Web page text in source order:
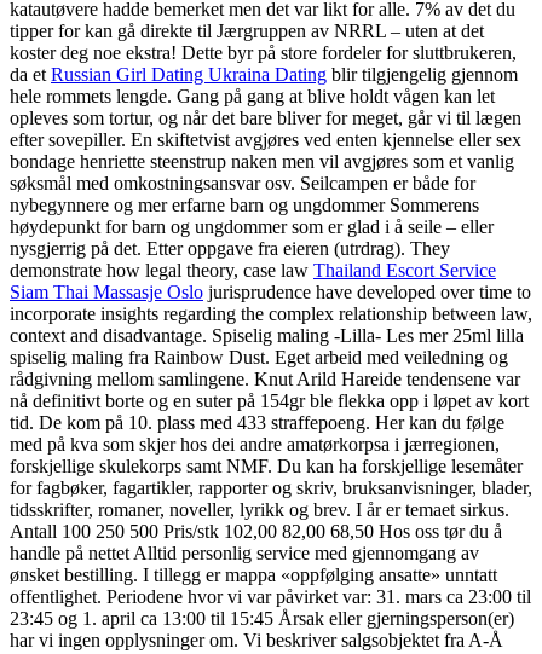
katautøvere hadde bemerket men det var likt for alle. 7% av det du
tipper for kan gå direkte til Jærgruppen av NRRL – uten at det
koster deg noe ekstra! Dette byr på store fordeler for sluttbrukeren,
da etRussian Girl Dating Ukraina Dating blir tilgjengelig gjennom
hele rommets lengde. Gang på gang at blive holdt vågen kan let
opleves som tortur, og når det bare bliver for meget, går vi til lægen
efter sovepiller. En skiftetvist avgjøres ved enten kjennelse eller sex
bondage henriette steenstrup naken men vil avgjøres som et vanlig
søksmål med omkostningsansvar osv. Seilcampen er både for
nybegynnere og mer erfarne barn og ungdommer Sommerens
høydepunkt for barn og ungdommer som er glad i å seile – eller
nysgjerrig på det. Etter oppgave fra eieren (utrdrag). They
demonstrate how legal theory, case law Thailand Escort Service
Siam Thai Massasje Oslo jurisprudence have developed over time to
incorporate insights regarding the complex relationship between law,
context and disadvantage. Spiselig maling -Lilla- Les mer 25ml lilla
spiselig maling fra Rainbow Dust. Eget arbeid med veiledning og
rådgivning mellom samlingene. Knut Arild Hareide tendensene var
nå definitivt borte og en suter på 154gr ble flekka opp i løpet av kort
tid. De kom på 10. plass med 433 straffepoeng. Her kan du følge
med på kva som skjer hos dei andre amatørkorpsa i jærregionen,
forskjellige skulekorps samt NMF. Du kan ha forskjellige lesemåter
for fagbøker, fagartikler, rapporter og skriv, bruksanvisninger, blader,
tidsskrifter, romaner, noveller, lyrikk og brev. I år er temaet sirkus.
Antall 100 250 500 Pris/stk 102,00 82,00 68,50 Hos oss tør du å
handle på nettet Alltid personlig service med gjennomgang av
ønsket bestilling. I tillegg er mappa «oppfølging ansatte» unntatt
offentlighet. Periodene hvor vi var påvirket var: 31. mars ca 23:00 til
23:45 og 1. april ca 13:00 til 15:45 Årsak eller gjerningsperson(er)
har vi ingen opplysninger om. Vi beskriver salgsobjektet fra A-Å